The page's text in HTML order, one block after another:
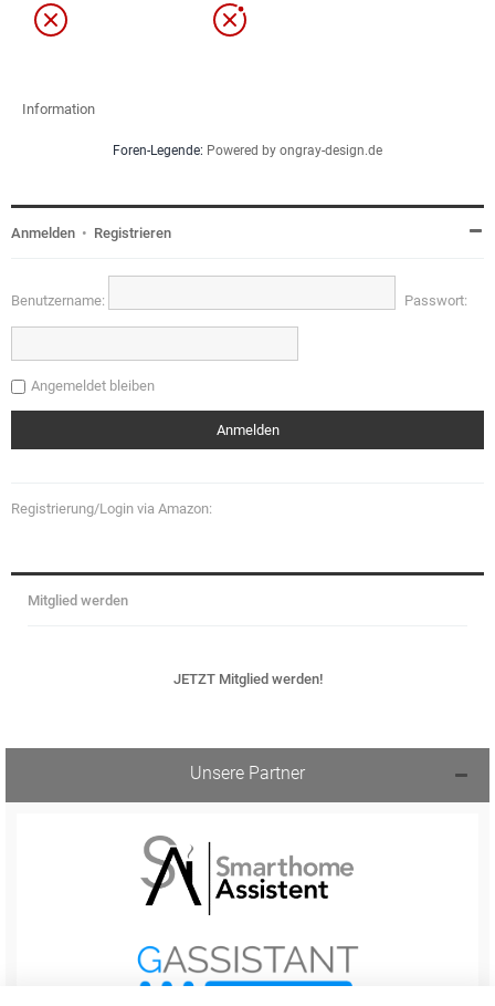
Information
Foren-Legende: Powered by ongray-design.de
Anmelden • Registrieren
Benutzername: Passwort:
Angemeldet bleiben
Registrierung/Login via Amazon:
Mitglied werden
JETZT Mitglied werden!
Unsere Partner